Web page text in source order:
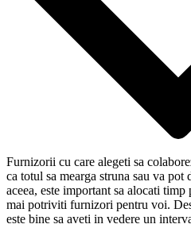
Furnizorii cu care alegeti sa
ca totul sa mearga struna sau va pot
aceea, este important sa alocati timp
mai potriviti furnizori pentru voi.
este bine sa aveti in vedere un